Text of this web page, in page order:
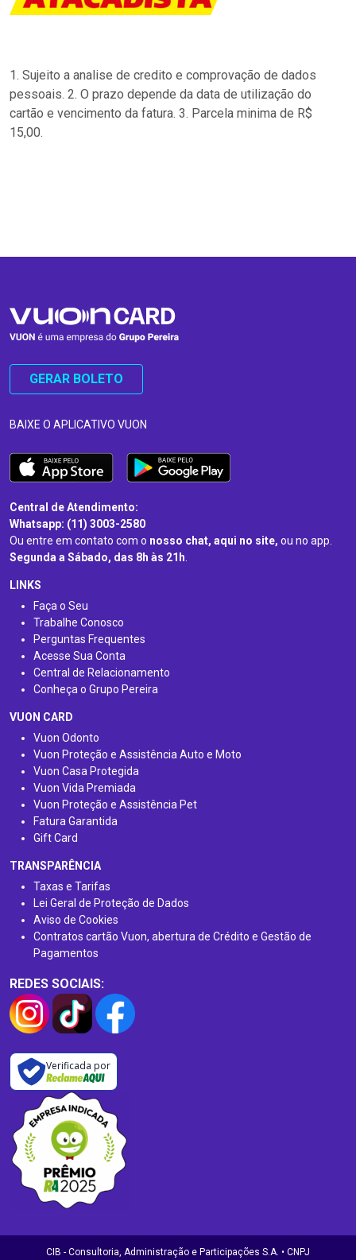
1. Sujeito a analise de credito e comprovação de dados
pessoais. 2. O prazo depende da data de utilização do
cartão e vencimento da fatura. 3. Parcela minima de R$
15,00.
GERAR BOLETO
BAIXE O APLICATIVO VUON
Central de Atendimento:
Whatsapp: (11) 3003-2580
Ou entre em contato com o nosso chat, aqui no site, ou no app.
Segunda a Sábado, das 8h às 21h.
LINKS
Faça o Seu
Trabalhe Conosco
Perguntas Frequentes
Acesse Sua Conta
Central de Relacionamento
Conheça o Grupo Pereira
VUON CARD
Vuon Odonto
Vuon Proteção e Assistência Auto e Moto
Vuon Casa Protegida
Vuon Vida Premiada
Vuon Proteção e Assistência Pet
Fatura Garantida
Gift Card
TRANSPARÊNCIA
Taxas e Tarifas
Lei Geral de Proteção de Dados
Aviso de Cookies
Contratos cartão Vuon, abertura de Crédito e Gestão de
Pagamentos
REDES SOCIAIS:
Verificada por
CIB - Consultoria, Administração e Participações S.A. • CNPJ